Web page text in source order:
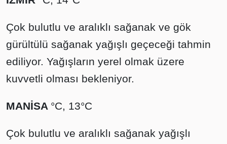
Çok bulutlu ve aralıklı sağanak ve gök
gürültülü sağanak yağışlı geçeceği tahmin
ediliyor. Yağışların yerel olmak üzere
kuvvetli olması bekleniyor.
MANİSA °C, 13°C
Çok bulutlu ve aralıklı sağanak yağışlı